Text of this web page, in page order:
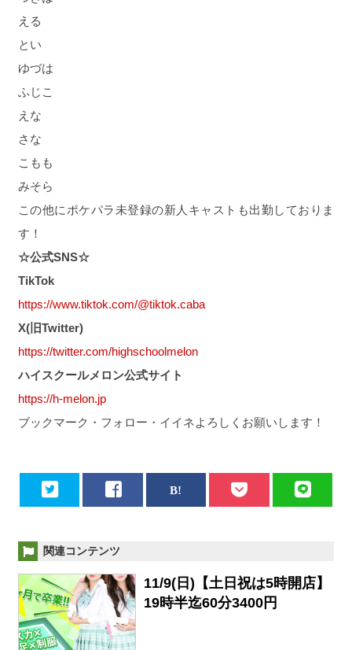
える
とい
ゆづは
ふじこ
えな
さな
こもも
みそら
この他にポケパラ未登録の新人キャストも出勤しておりま
す！
☆公式SNS☆
TikTok
https://www.tiktok.com/@tiktok.caba
X(旧Twitter)
https://twitter.com/highschoolmelon
ハイスクールメロン公式サイト
https://h-melon.jp
ブックマーク・フォロー・イイネよろしくお願いします！
関連コンテンツ
11/9(日)【土日祝は5時開店】
19時半迄60分3400円